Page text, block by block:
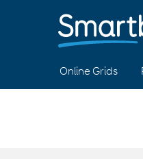
Online Grids